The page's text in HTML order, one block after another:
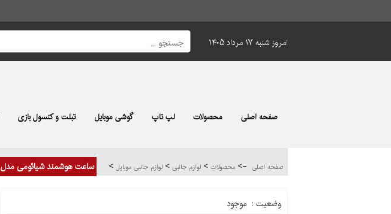
امروز شنبه ۱۷ مرداد ۱۴۰۵
صفحه اصلی محصولات لپ تاپ گوشی موبایل تبلت و کنسول بازی
صفحه اصلی -> محصولات > لوازم جانبی > لوازم جانبی موبایل > ساعت هوشمند شیائومی مدل Haylou RS5
وضعیت : موجود